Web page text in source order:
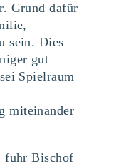
Grund dafür
sein. Dies
gut
Spielraum
miteinander
fuhr Bischof